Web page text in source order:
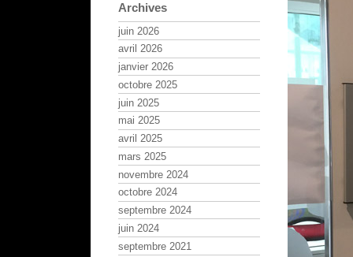
Archives
juin 2026
avril 2026
janvier 2026
octobre 2025
juin 2025
mai 2025
avril 2025
mars 2025
novembre 2024
octobre 2024
septembre 2024
juin 2024
septembre 2021